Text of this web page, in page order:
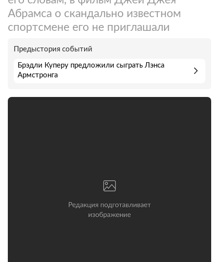
Абрамса о скандально известном
спортсмене его не приглашали
Предыстория событий
Брэдли Куперу предложили сыграть Лэнса
Армстронга